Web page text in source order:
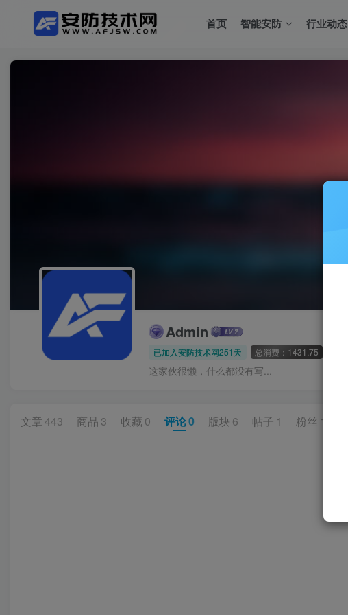
首页 智能安防 行业动态
Admin
已加入安防技术网251天 总消费：1431.75
这家伙很懒，什么都没有写...
文章 443 商品 3 收藏 0 评论0 版块 6 帖子 1 粉丝 1